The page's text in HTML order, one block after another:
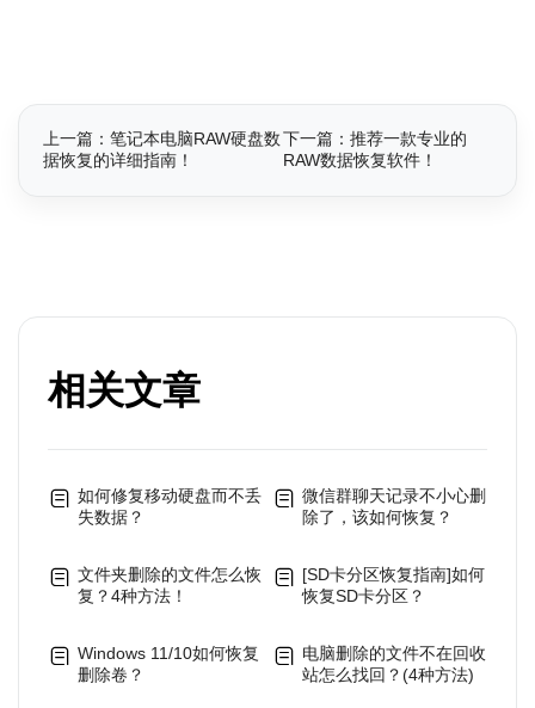
上一篇：笔记本电脑RAW硬盘数
据恢复的详细指南！
下一篇：推荐一款专业的
RAW数据恢复软件！
相关文章
如何修复移动硬盘而不丢
失数据？
文件夹删除的文件怎么恢
复？4种方法！
Windows 11/10如何恢复
删除卷？
微信群聊天记录不小心删
除了，该如何恢复？
[SD卡分区恢复指南]如何
恢复SD卡分区？
电脑删除的文件不在回收
站怎么找回？(4种方法)